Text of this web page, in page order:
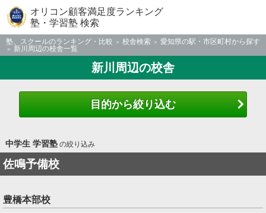
オリコン顧客満足度ランキング
塾・学習塾 検索
塾、スクールのランキング・比較 校舎検索
愛知県の駅・市区町村から探す
新川周辺の校舎一覧
新川周辺の校舎
目的から絞り込む
中学生 学習塾の絞り込み
佐鳴予備校
豊橋本部校